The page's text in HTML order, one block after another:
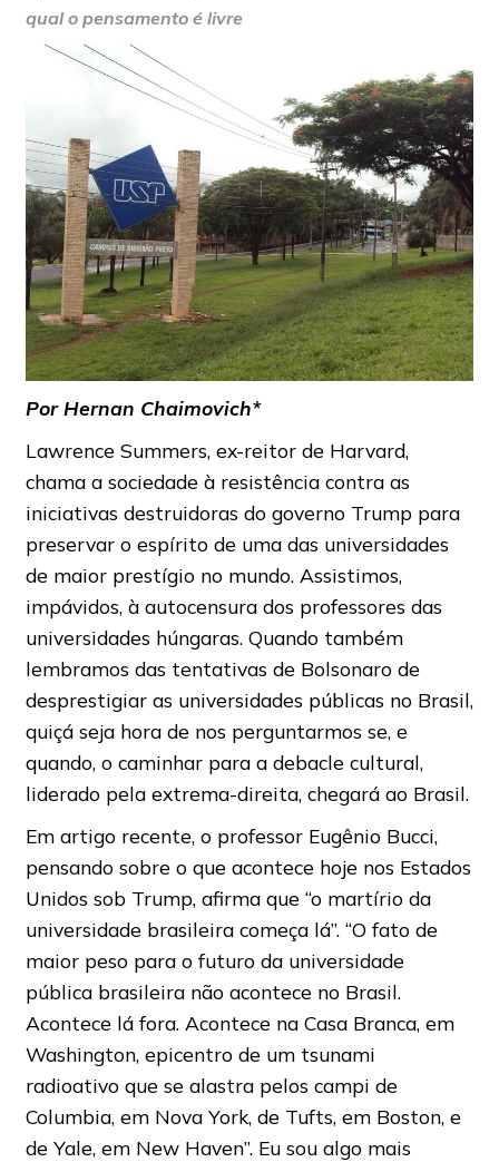
qual o pensamento é livre
Por Hernan Chaimovich*
Lawrence Summers, ex-reitor de Harvard,
chama a sociedade à resistência contra as
iniciativas destruidoras do governo Trump para
preservar o espírito de uma das universidades
de maior prestígio no mundo. Assistimos,
impávidos, à autocensura dos professores das
universidades húngaras. Quando também
lembramos das tentativas de Bolsonaro de
desprestigiar as universidades públicas no Brasil,
quiçá seja hora de nos perguntarmos se, e
quando, o caminhar para a debacle cultural,
liderado pela extrema-direita, chegará ao Brasil.
Em artigo recente, o professor Eugênio Bucci,
pensando sobre o que acontece hoje nos Estados
Unidos sob Trump, afirma que “o martírio da
universidade brasileira começa lá”. “O fato de
maior peso para o futuro da universidade
pública brasileira não acontece no Brasil.
Acontece lá fora. Acontece na Casa Branca, em
Washington, epicentro de um tsunami
radioativo que se alastra pelos campi de
Columbia, em Nova York, de Tufts, em Boston, e
de Yale, em New Haven”. Eu sou algo mais